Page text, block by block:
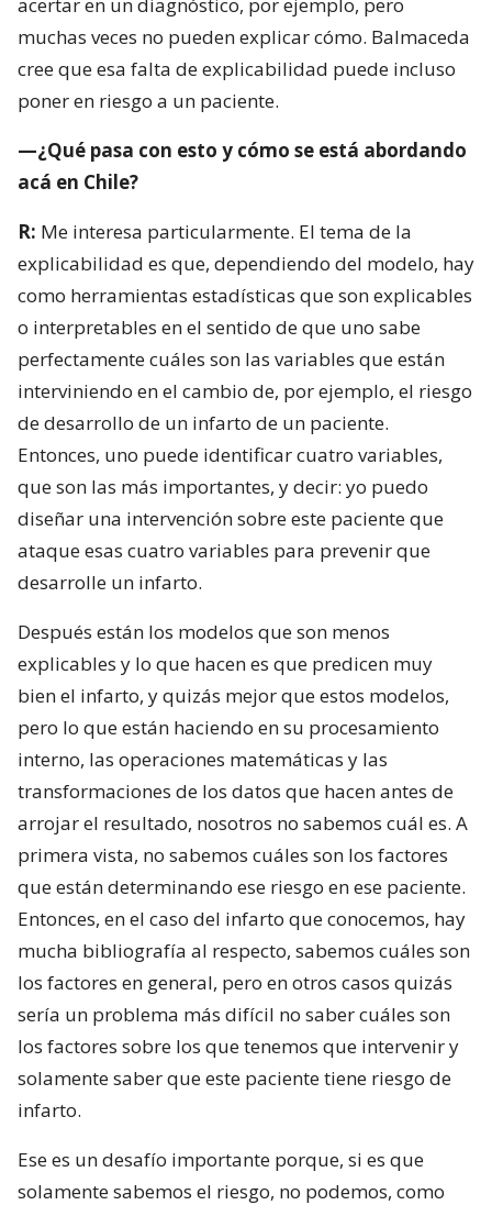
acertar en un diagnóstico, por ejemplo, pero
muchas veces no pueden explicar cómo. Balmaceda
cree que esa falta de explicabilidad puede incluso
poner en riesgo a un paciente.
—¿Qué pasa con esto y cómo se está abordando
acá en Chile?
R: Me interesa particularmente. El tema de la
explicabilidad es que, dependiendo del modelo, hay
como herramientas estadísticas que son explicables
o interpretables en el sentido de que uno sabe
perfectamente cuáles son las variables que están
interviniendo en el cambio de, por ejemplo, el riesgo
de desarrollo de un infarto de un paciente.
Entonces, uno puede identificar cuatro variables,
que son las más importantes, y decir: yo puedo
diseñar una intervención sobre este paciente que
ataque esas cuatro variables para prevenir que
desarrolle un infarto.
Después están los modelos que son menos
explicables y lo que hacen es que predicen muy
bien el infarto, y quizás mejor que estos modelos,
pero lo que están haciendo en su procesamiento
interno, las operaciones matemáticas y las
transformaciones de los datos que hacen antes de
arrojar el resultado, nosotros no sabemos cuál es. A
primera vista, no sabemos cuáles son los factores
que están determinando ese riesgo en ese paciente.
Entonces, en el caso del infarto que conocemos, hay
mucha bibliografía al respecto, sabemos cuáles son
los factores en general, pero en otros casos quizás
sería un problema más difícil no saber cuáles son
los factores sobre los que tenemos que intervenir y
solamente saber que este paciente tiene riesgo de
infarto.
Ese es un desafío importante porque, si es que
solamente sabemos el riesgo, no podemos, como